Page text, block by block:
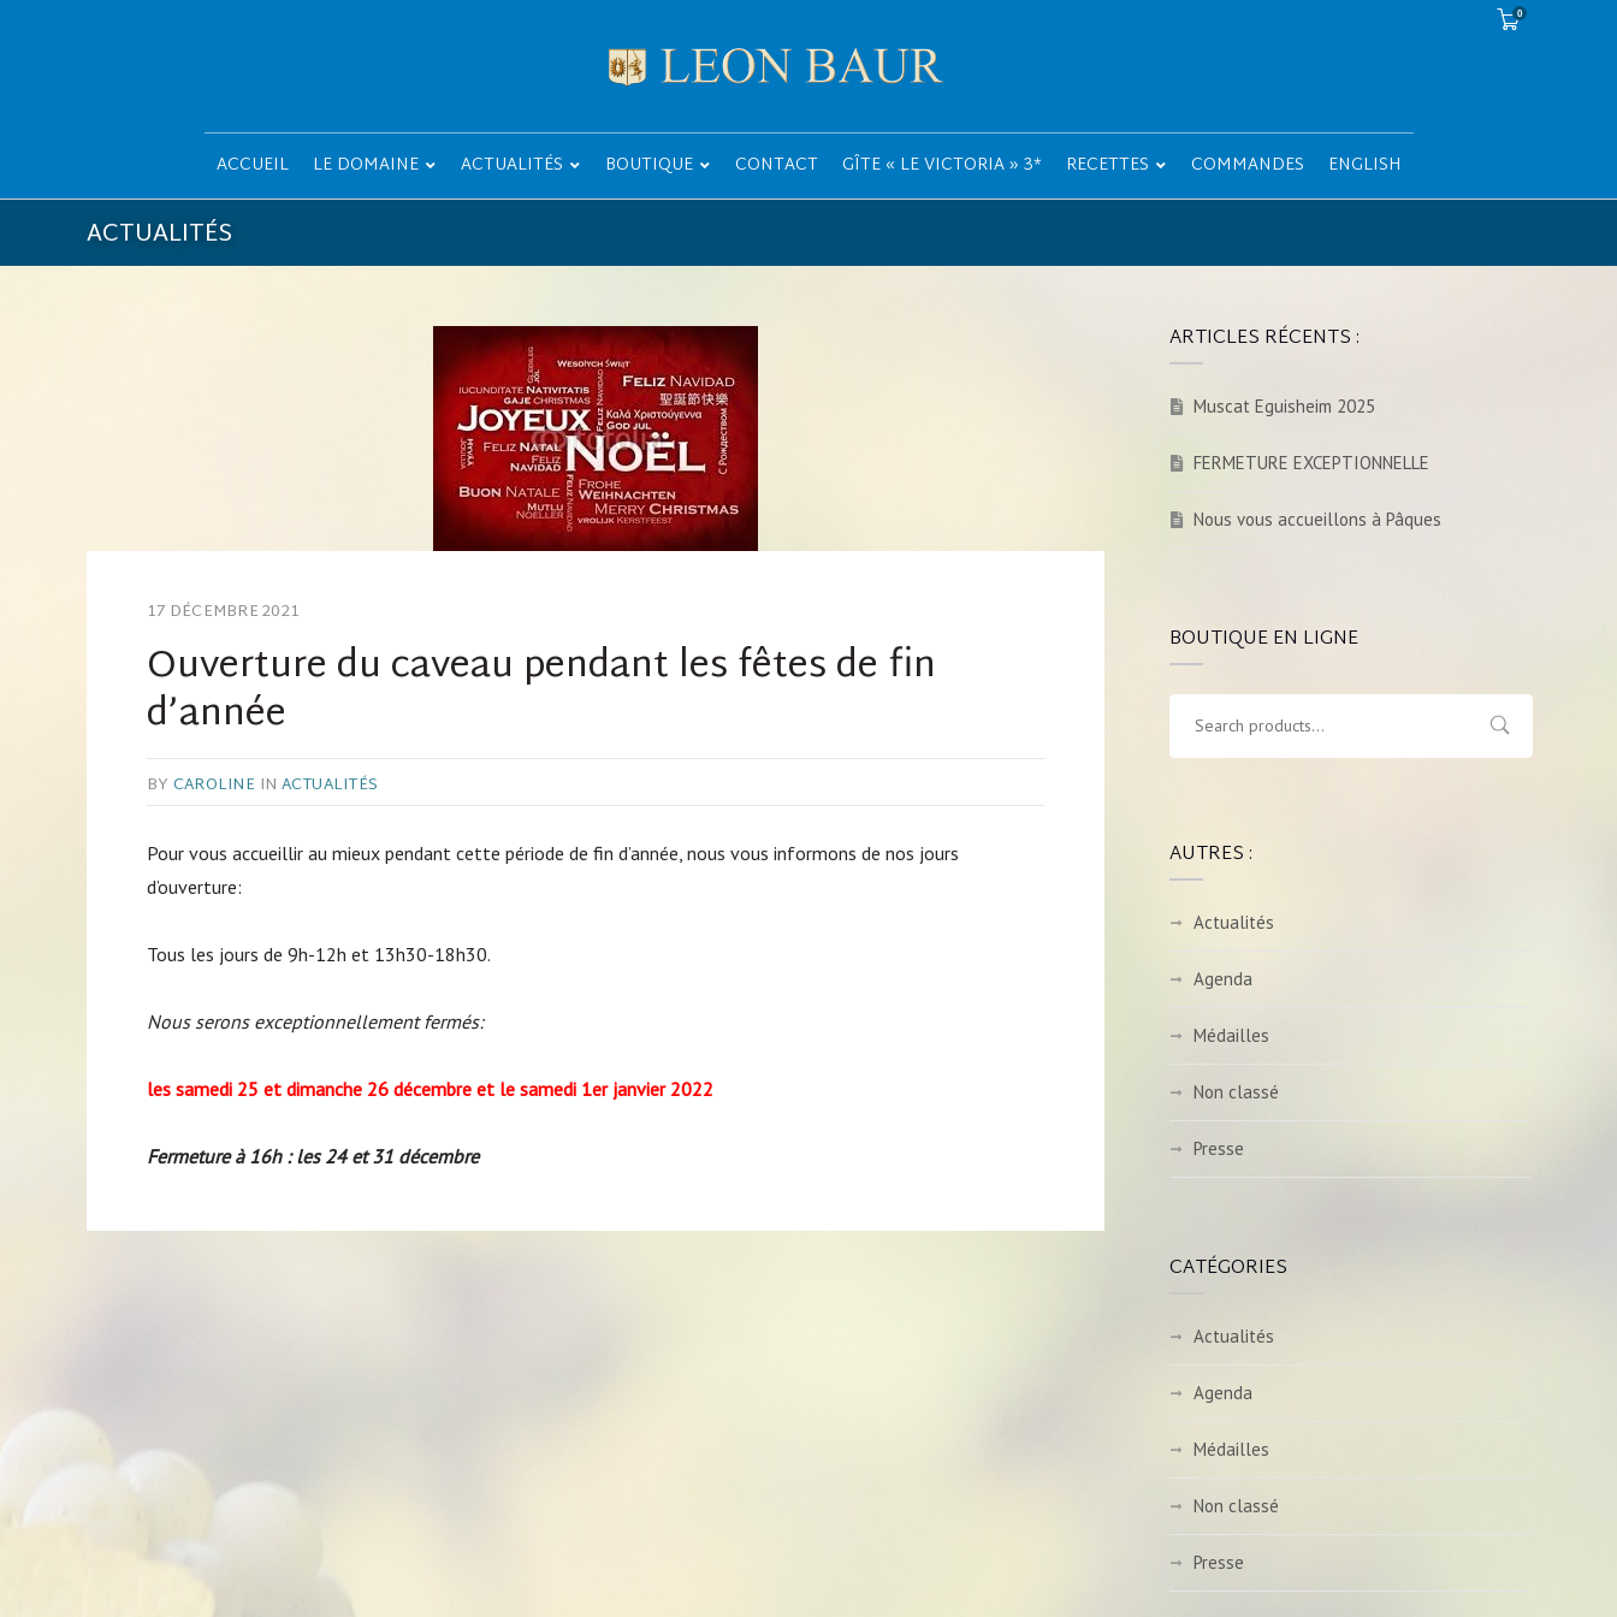
0
ACCUEIL LE DOMAINE ACTUALITÉS BOUTIQUE CONTACT GÎTE « LE VICTORIA » 3* RECETTES COMMANDES ENGLISH
ACTUALITÉS
17 DÉCEMBRE 2021
Ouverture du caveau pendant les fêtes de fin
d’année
BY CAROLINE IN ACTUALITÉS
Pour vous accueillir au mieux pendant cette période de fin d’année, nous vous informons de nos jours
d’ouverture:
Tous les jours de 9h-12h et 13h30-18h30.
Nous serons exceptionnellement fermés:
les samedi 25 et dimanche 26 décembre et le samedi 1er janvier 2022
Fermeture à 16h : les 24 et 31 décembre
ARTICLES RÉCENTS :
Muscat Eguisheim 2025
FERMETURE EXCEPTIONNELLE
Nous vous accueillons à Pâques
BOUTIQUE EN LIGNE
AUTRES :
Actualités
Agenda
Médailles
Non classé
Presse
CATÉGORIES
Actualités
Agenda
Médailles
Non classé
Presse